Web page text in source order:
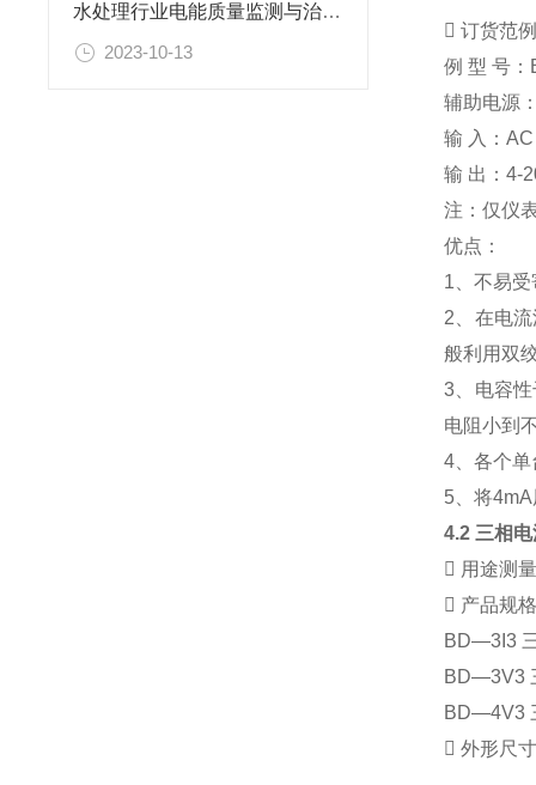
水处理行业电能质量监测与治理系统解决方案
2023-10-13
订货范
例型 号：
辅助电源
输 入：
输 出：4-
注：仅仪
优点：
1、不易
2、在电
般利用双
3、电容
电阻小到
4、各个
5、将
4.2 三相
 用途测
 产品规
BD—3I3
BD—3V3
BD—4V3
外形尺